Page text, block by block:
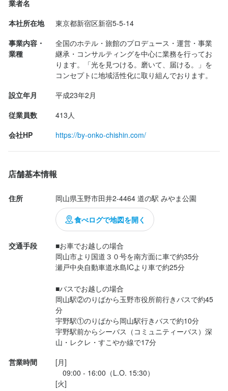
しかし、一口いただくと、確かに塩が効いている味。
かはわからないが、
塩味と甘みのマリアージュはなかなか素晴らしい。
業者名
本社所在地
東京都新宿区新宿5-5-14
事業内容・
業種
全国のホテル・旅館のプロデュース・運営・事業
継承・コンサルティングを中心に業務を行ってお
ります。「光を見つける。磨いて、届ける。」を
コンセプトに地域活性化に取り組んでおります。
設立年月
平成23年2月
従業員数
413人
会社HP
https://by-onko-chishin.com/
店舗基本情報
住所 岡山県玉野市田井2-4464 道の駅 みやま公園
食べログで地図を開く
交通手段
■お車でお越しの場合
岡山市より国道３０号を南方面に車で約35分
瀬戸中央自動車道水島ICより車で約25分
■バスでお越しの場合
岡山駅②のりばから玉野市役所前行きバスで約45
分
宇野駅①のりばから岡山駅行きバスで約10分
宇野駅前からシーバス（コミュニティーバス）深
山・レクレ・すこやか線で17分
営業時間
[月]
09:00 - 16:00（L.O. 15:30）
[火]
応募資格
コミュニケーション能力
歓迎スキル・経験
求める人物像
・好奇心を持って仕事に取り組める方
・チームで仕事することに意欲的な方
お店の採用担当者からのメッセージ
少しでも興味をお持ちでしたら、ぜひお気軽にご応募ください。
一度、カジュアルにお話しましょう。ご応募を心よりお待ちして
Miyama Cafe PUUT
勤務地
岡山県玉野市田井2-4464 道の駅 みやま公園